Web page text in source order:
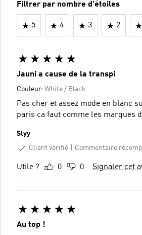
Filtrer par nombre d'étoiles
5 4 3 2
Jauni a cause de la transpi
Couleur: White / Black
Pas cher et assez mode en blanc
paris ca faut comme les marques
Slyy
Client vérifié
Commentaire
Utile ? 0 0 Signaler cet
Au top !